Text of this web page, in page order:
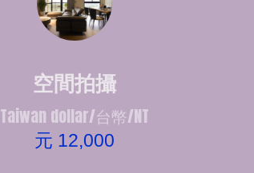
空間拍攝
Taiwan dollar/台幣/NT
元 12,000